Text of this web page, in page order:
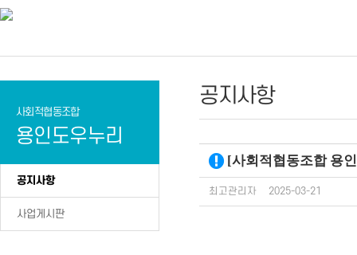
사회적협동조합
용인도우누리
공지사항
사업게시판
공지사항
[사회적협동조합 용
최고관리자 2025-03-21